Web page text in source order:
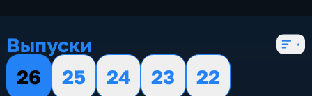
Выпуски
26
25 24 23
22